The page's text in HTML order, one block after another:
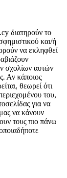
διατηρούν το
και/ή
να εκληφθεί
σχολίων αυτών
Αν κάποιος
θεωρεί ότι
του,
για να
να κάνουν
τους πιο πάνω